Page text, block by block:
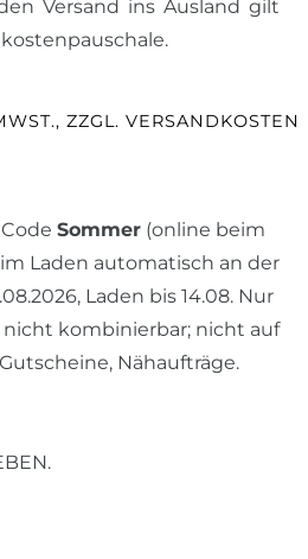
Versand ins Ausland gilt
ZZGL. VERSANDKOSTEN
Sommer (online beim
Laden automatisch an der
Laden bis 14.08. Nur
nicht kombinierbar; nicht auf
Nähaufträge.